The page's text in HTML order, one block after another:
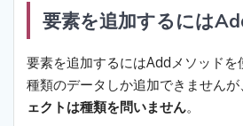
要素を追加するには
要素を追加するにはAddメソッドを
種類のデータしか追加できませんが、
ェクトは種類を問いません。